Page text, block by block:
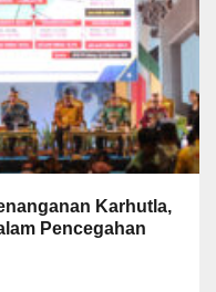
Karhutla,
Pencegahan